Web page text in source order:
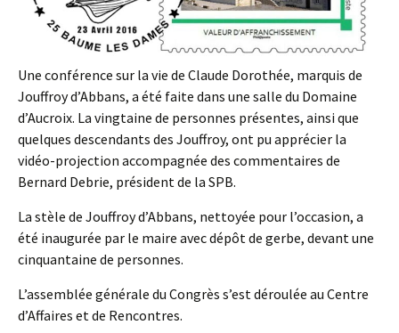
Une conférence sur la vie de Claude Dorothée, marquis de
Jouffroy d’Abbans, a été faite dans une salle du Domaine
d’Aucroix. La vingtaine de personnes présentes, ainsi que
quelques descendants des Jouffroy, ont pu apprécier la
vidéo-projection accompagnée des commentaires de
Bernard Debrie, président de la SPB.
La stèle de Jouffroy d’Abbans, nettoyée pour l’occasion, a
été inaugurée par le maire avec dépôt de gerbe, devant une
cinquantaine de personnes.
L’assemblée générale du Congrès s’est déroulée au Centre
d’Affaires et de Rencontres.